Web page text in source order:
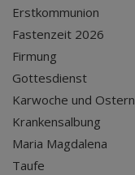
Erstkommunion
Fastenzeit 2026
Firmung
Gottesdienst
Karwoche und Ostern
Krankensalbung
Maria Magdalena
Taufe